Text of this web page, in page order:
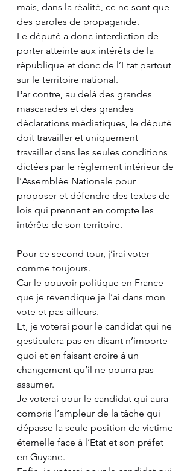
mais, dans la réalité, ce ne sont que
des paroles de propagande.
Le député a donc interdiction de
porter atteinte aux intérêts de la
république et donc de l’Etat partout
sur le territoire national.
Par contre, au delà des grandes
mascarades et des grandes
déclarations médiatiques, le député
doit travailler et uniquement
travailler dans les seules conditions
dictées par le règlement intérieur de
l’Assemblée Nationale pour
proposer et défendre des textes de
lois qui prennent en compte les
intérêts de son territoire.
Pour ce second tour, j’irai voter
comme toujours.
Car le pouvoir politique en France
que je revendique je l’ai dans mon
vote et pas ailleurs.
Et, je voterai pour le candidat qui ne
gesticulera pas en disant n’importe
quoi et en faisant croire à un
changement qu’il ne pourra pas
assumer.
Je voterai pour le candidat qui aura
compris l’ampleur de la tâche qui
dépasse la seule position de victime
éternelle face à l’Etat et son préfet
en Guyane.